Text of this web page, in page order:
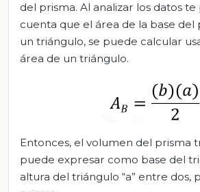
del prisma. Al analizar los datos
cuenta que el área de la base del
un triángulo, se puede calcular
área de un triángulo.
Entonces, el volumen del prisma
puede expresar como base del
altura del triángulo “a” entre dos,